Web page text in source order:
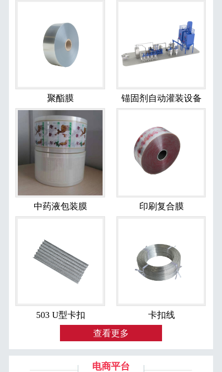
聚酯膜 锚固剂自动灌装设备
中药液包装膜 印刷复合膜
503 U型卡扣
卡扣线
查看更多
电商平台